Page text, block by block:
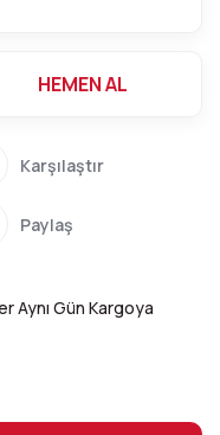
HEMEN AL
Karşılaştır
Paylaş
Aynı Gün Kargoya